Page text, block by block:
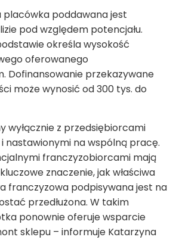
placówka poddawana jest
pod względem potencjału.
określa wysokość
oferowanego
Dofinansowanie przekazywane
może wynosić od 300 tys. do
wyłącznie z przedsiębiorcami
nastawionymi na wspólną pracę.
franczyzobiorcami mają
znaczenie, jak właściwa
franczyzowa podpisywana jest na
przedłużona. W takim
ponownie oferuje wsparcie
sklepu – informuje Katarzyna